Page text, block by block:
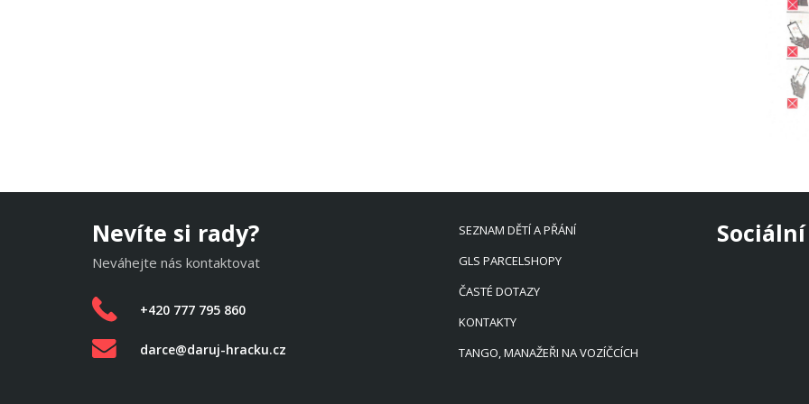
Nevíte si rady?
Neváhejte nás kontaktovat
+420 777 795 860
darce@daruj-hracku.cz
SEZNAM DĚTÍ A PŘÁNÍ
GLS PARCELSHOPY
ČASTÉ DOTAZY
KONTAKTY
TANGO, MANAŽEŘI NA VOZÍČCÍCH